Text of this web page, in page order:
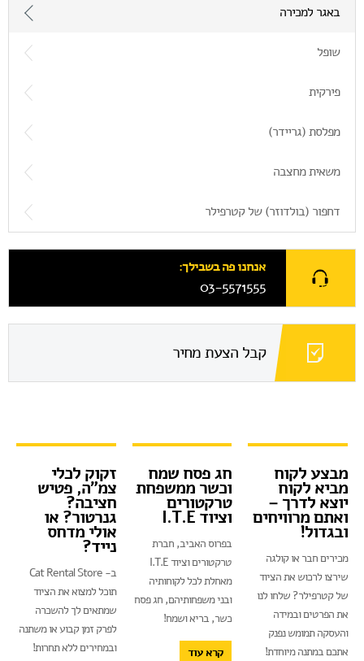
באגר למכירה
שופל
פירקית
מפלסת (גריידר)
משאית מחצבה
דחפור (בולדוזר) של קטרפילר
אנחנו פה בשבילך:
03-5571555
קבל הצעת מחיר
זקוק לכלי
צמ"ה, פטיש
חציבה?
גנרטור? או
אולי מדחס
נייד?
ב- Cat Rental Store
תוכל למצוא את הציוד
שמתאים לך להשכרה
לפרק זמן קבוע או משתנה
ובמחירים ללא תחרות!
חג פסח שמח
וכשר ממשפחת
טרקטורים
וציוד I.T.E
בפרוס האביב, חברת
טרקטורים וציוד I.T.E
מאחלת לכל לקוחותיה
ובני משפחותיהם, חג פסח
כשר, בריא ושמח!
קרא עוד
מבצע לקוח
מביא לקוח
יוצא לדרך –
ואתם מרוויחים
ובגדול!
מכירים חבר או קולגה
שירצו לרכוש את הציוד
של קטרפילר? שלחו לנו
את הפרטים ובמידה
והעסקה תמומש נפנק
אתכם במתנה מיוחדת!